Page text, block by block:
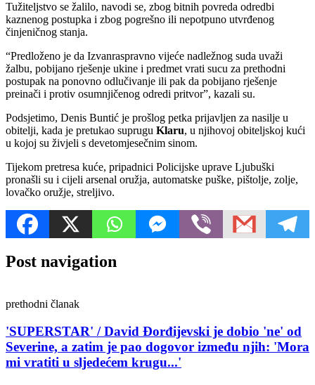
Tužiteljstvo se žalilo, navodi se, zbog bitnih povreda odredbi
kaznenog postupka i zbog pogrešno ili nepotpuno utvrđenog
činjeničnog stanja.
“Predloženo je da Izvanraspravno vijeće nadležnog suda uvaži
žalbu, pobijano rješenje ukine i predmet vrati sucu za prethodni
postupak na ponovno odlučivanje ili pak da pobijano rješenje
preinači i protiv osumnjičenog odredi pritvor”, kazali su.
Podsjetimo, Denis Buntić je prošlog petka prijavljen za nasilje u
obitelji, kada je pretukao suprugu Klaru, u njihovoj obiteljskoj kući
u kojoj su živjeli s devetomjesečnim sinom.
Tijekom pretresa kuće, pripadnici Policijske uprave Ljubuški
pronašli su i cijeli arsenal oružja, automatske puške, pištolje, zolje,
lovačko oružje, streljivo.
Post navigation
prethodni članak
'SUPERSTAR' / David Đorđijevski je dobio 'ne' od
Severine, a zatim je pao dogovor između njih: 'Mora
mi vratiti u sljedećem krugu...'